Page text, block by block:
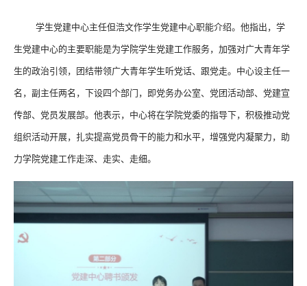
学生党建中心主任但浩文作学生党建中心职能介绍。他指出，学
生党建中心的主要职能是为学院学生党建工作服务，加强对广大青年学
生的政治引领，团结带领广大青年学生听党话、跟党走。中心设主任一
名，副主任两名，下设四个部门，即党务办公室、党团活动部、党建宣
传部、党员发展部。他表示，中心将在学院党委的指导下，积极推动党
组织活动开展，扎实提高党员骨干的能力和水平，增强党内凝聚力，助
力学院党建工作走深、走实、走细。